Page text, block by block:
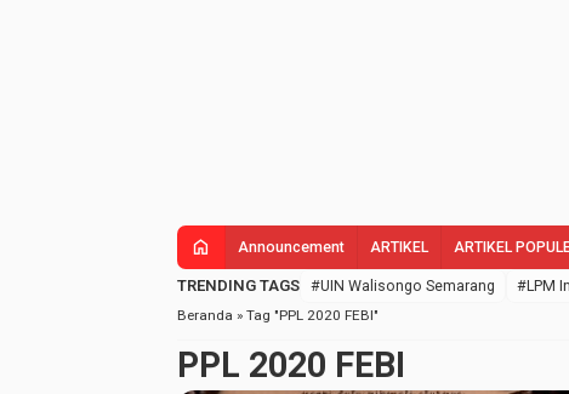
home Announcement ARTIKEL ARTIKEL
TRENDING TAGS #UIN Walisongo Semarang #LPM
Beranda » Tag "PPL 2020 FEBI"
PPL 2020 FEBI